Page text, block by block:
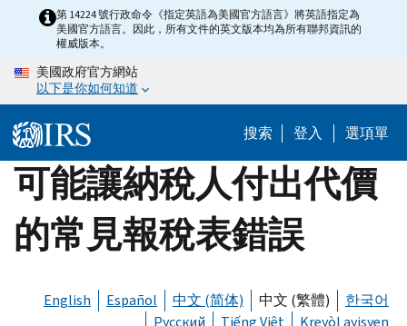
content
第 14224 號行政命令《指定英語為美國官方語言》將英語指定為
美國官方語言。因此，所有文件的英文版本均為所有聯邦資訊的
權威版本。
美國政府官方網站
以下是你如何知道
搜索 登入 選項單
可能讓納稅人付出代價
的常見報稅表錯誤
English Español 中文 (简体) 中文 (繁體)
한국어
Русский
Tiếng Việt Kreyòl ayisyen